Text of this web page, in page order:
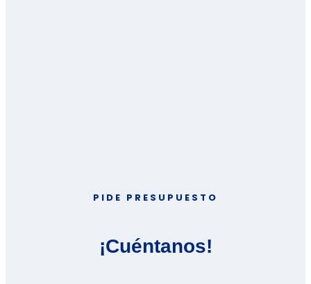
PIDE PRESUPUESTO
¡Cuéntanos!